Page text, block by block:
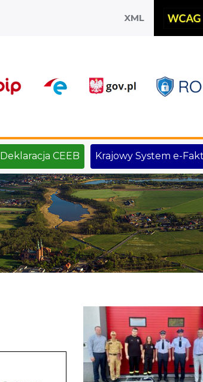
XML
Deklaracja CEEB Krajowy System e-